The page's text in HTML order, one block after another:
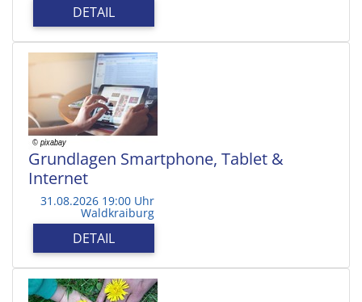
DETAIL
Grundlagen Smartphone, Tablet &
Internet
31.08.2026 19:00 Uhr
Waldkraiburg
DETAIL